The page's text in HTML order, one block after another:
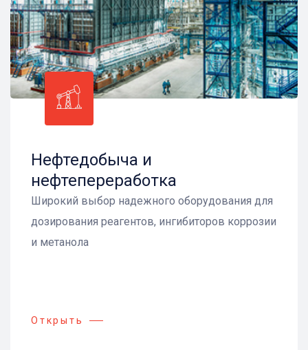
Нефтедобыча и
нефтепереработка
Широкий выбор надежного оборудования для
дозирования реагентов, ингибиторов коррозии
и метанола
Открыть